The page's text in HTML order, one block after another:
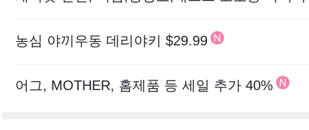
농심 야끼우동 데리야키 $29.99
어그, MOTHER, 홈제품 등 세일 추가 40%